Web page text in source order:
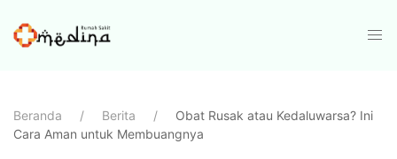
Beranda Berita
Obat Rusak atau Kedaluwarsa? Ini
Cara Aman untuk Membuangnya